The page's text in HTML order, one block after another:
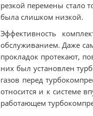
резкой перемены стало
была слишком низкой.
Эффективность
обслуживанием. Даже
прокладок протекают,
них был установлен
газов перед
относится и к системе
работающем